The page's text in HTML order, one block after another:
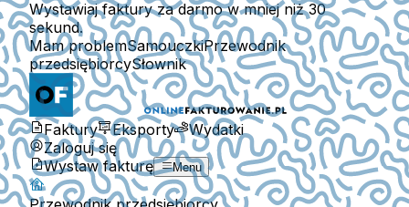
Wystawiaj faktury za darmo w mniej niż 30
sekund.
Mam problemSamouczkiPrzewodnik
przedsiębiorcySłownik
Faktury Eksporty
Wydatki
Zaloguj się
Wystaw fakturę
Menu